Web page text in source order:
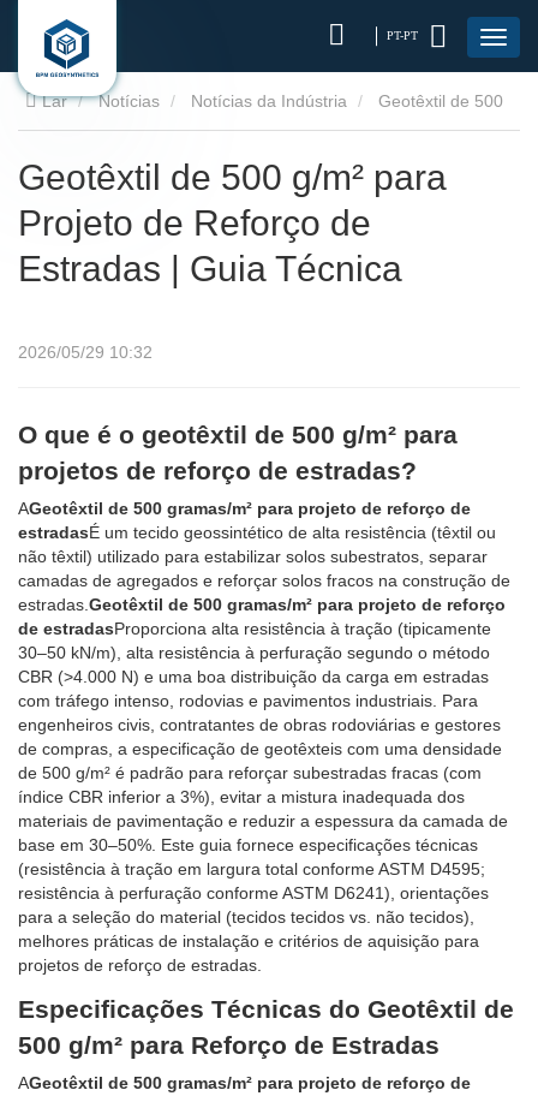
PT-PT
Lar Notícias Notícias da Indústria
Geotêxtil de 500 g/m² para
Projeto de Reforço de
Estradas | Guia Técnica
2026/05/29 10:32
O que é o geotêxtil de 500 g/m² para
projetos de reforço de estradas?
AGeotêxtil de 500 gramas/m² para projeto de reforço de
estradasÉ um tecido geossintético de alta resistência (têxtil ou
não têxtil) utilizado para estabilizar solos subestratos, separar
camadas de agregados e reforçar solos fracos na construção de
estradas. Geotêxtil de 500 gramas/m² para projeto de reforço
de estradasProporciona alta resistência à tração (tipicamente
30–50 kN/m), alta resistência à perfuração segundo o método
CBR (>4.000 N) e uma boa distribuição da carga em estradas
com tráfego intenso, rodovias e pavimentos industriais. Para
engenheiros civis, contratantes de obras rodoviárias e gestores
de compras, a especificação de geotêxteis com uma densidade
de 500 g/m² é padrão para reforçar subestradas fracas (com
índice CBR inferior a 3%), evitar a mistura inadequada dos
materiais de pavimentação e reduzir a espessura da camada de
base em 30–50%. Este guia fornece especificações técnicas
(resistência à tração em largura total conforme ASTM D4595;
resistência à perfuração conforme ASTM D6241), orientações
para a seleção do material (tecidos tecidos vs. não tecidos),
melhores práticas de instalação e critérios de aquisição para
projetos de reforço de estradas.
Especificações Técnicas do Geotêxtil de
500 g/m² para Reforço de Estradas
AGeotêxtil de 500 gramas/m² para projeto de reforço de